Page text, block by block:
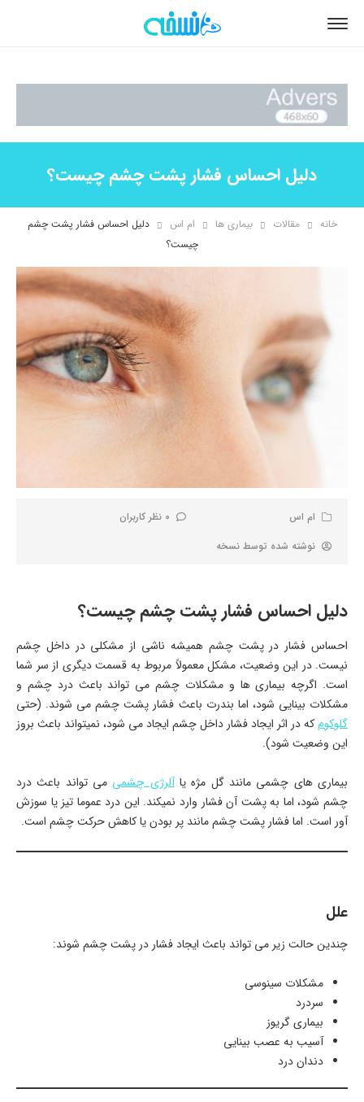
دلیل احساس فشار پشت چشم چیست؟
خانه مقالات بیماری ها ام اس
دلیل احساس فشار پشت چشم
چیست؟
ام اس
0 نظر کاربران
نوشته شده توسط نسخه
دلیل احساس فشار پشت چشم چیست؟
احساس فشار در پشت چشم همیشه ناشی از مشکلی در داخل چشم
نیست. در این وضعیت، مشکل معمولاً مربوط به قسمت دیگری از سر شما
است. اگرچه بیماری ها و مشکلات چشم می تواند باعث درد چشم و
مشکلات بینایی شود، اما بندرت باعث فشار پشت چشم می شوند. (حتی
گلوکومکه در اثر ایجاد فشار داخل چشم ایجاد می شود، نمیتواند باعث بروز
این وضعیت شود).
بیماری های چشمی مانند گل مژه یاآلرژی چشمی می تواند باعث درد
چشم شود، اما به پشت آن فشار وارد نمیکند. این درد عموما تیز یا سوزش
آور است. اما فشار پشت چشم مانند پر بودن یا کاهش حرکت چشم است.
علل
چندین حالت زیر می تواند باعث ایجاد فشار در پشت چشم شوند:
مشکلات سینوسی
سردرد
بیماری گریوز
آسیب به عصب بینایی
دندان درد